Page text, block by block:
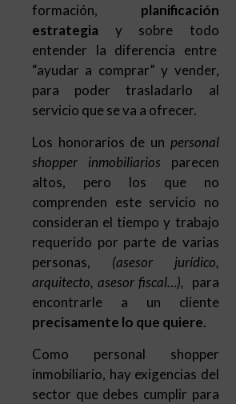
formación, planificación
estrategia y sobre todo
entender la diferencia entre
“ayudar a comprar” y vender,
para poder trasladarlo al
servicio que se va a ofrecer.
Los honorarios de un personal
shopper inmobiliarios parecen
altos, pero los que no
comprenden este servicio no
consideran el tiempo y trabajo
requerido por parte de varias
personas, (asesor jurídico,
arquitecto, asesor fiscal…),
para
encontrarle a un cliente
precisamente lo que quiere.
Como personal shopper
inmobiliario, hay exigencias del
sector que debes cumplir para